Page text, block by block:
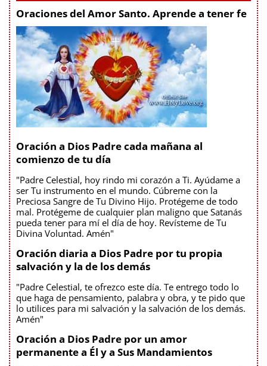
Oraciones del Amor Santo. Aprende a tener fe
Oración a Dios Padre cada mañana al
comienzo de tu día
"Padre Celestial, hoy rindo mi corazón a Ti. Ayúdame a
ser Tu instrumento en el mundo. Cúbreme con la
Preciosa Sangre de Tu Divino Hijo. Protégeme de todo
mal. Protégeme de cualquier plan maligno que Satanás
pueda tener para mí el día de hoy. Revísteme de Tu
Divina Voluntad. Amén"
Oración diaria a Dios Padre por tu propia
salvación y la de los demás
"Padre Celestial, te ofrezco este día. Te entrego todo lo
que haga de pensamiento, palabra y obra, y te pido que
lo utilices para mi salvación y la salvación de los demás.
Amén"
Oración a Dios Padre por un amor
permanente a Él y a Sus Mandamientos